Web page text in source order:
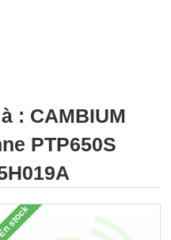
: CAMBIUM
PTP650S
stock